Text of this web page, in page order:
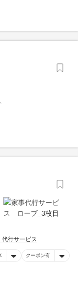
代行サービス
クーポン有